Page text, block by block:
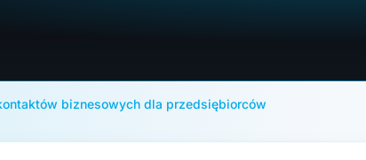
biznesowych dla przedsiębiorców